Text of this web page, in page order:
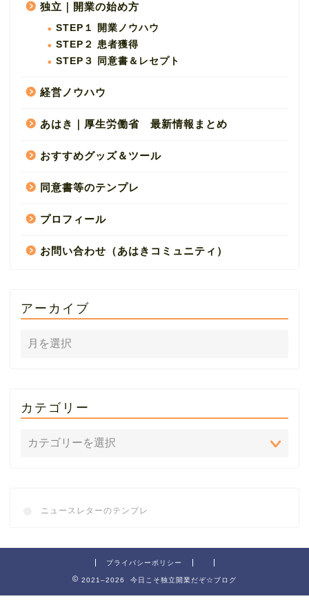
独立｜開業の始め方
STEP１ 開業ノウハウ
STEP２ 患者獲得
STEP３ 同意書＆レセプト
経営ノウハウ
あはき｜厚生労働省 最新情報まとめ
おすすめグッズ＆ツール
同意書等のテンプレ
プロフィール
お問い合わせ（あはきコミュニティ）
アーカイブ
カテゴリー
ニュースレターのテンプレ
プライバシーポリシー
2021–2026 今日こそ独立開業だぞ☆ブログ